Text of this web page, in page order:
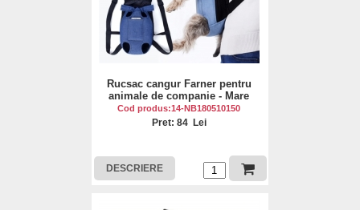
Rucsac cangur Farner pentru
animale de companie - Mare
Cod produs:14-NB180510150
Pret: 84 Lei
DESCRIERE